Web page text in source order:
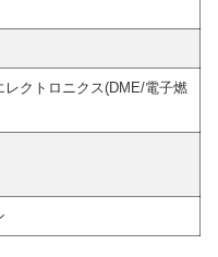
クトロニクス(DME/電子燃